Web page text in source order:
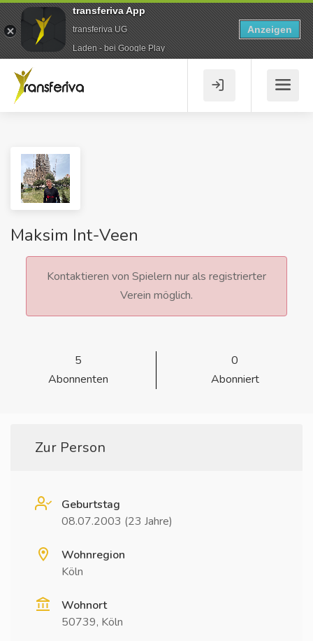
Maksim Int-Veen
Kontaktieren von Spielern nur als registrierter
Verein möglich.
5
Abonnenten
0
Abonniert
Zur Person
Geburtstag
08.07.2003 (23 Jahre)
Wohnregion
Köln
Wohnort
50739, Köln
transferiva App
transferiva UG
Laden - bei Google Play
Anzeigen